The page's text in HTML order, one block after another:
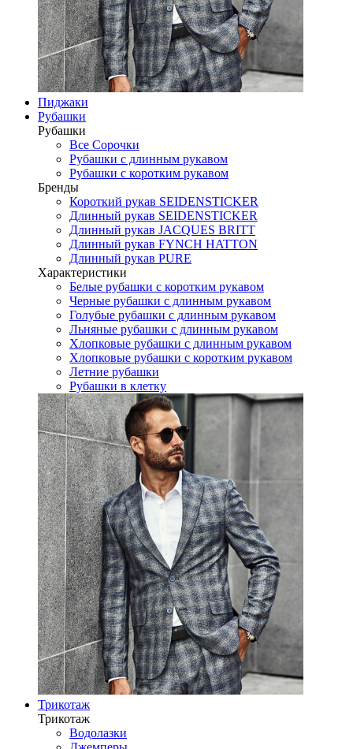
Пиджаки
Рубашки
Рубашки
Все Сорочки
Рубашки с длинным рукавом
Рубашки с коротким рукавом
Бренды
Короткий рукав SEIDENSTICKER
Длинный рукав SEIDENSTICKER
Длинный рукав JAСQUES BRITT
Длинный рукав FYNCH HATTON
Длинный рукав PURE
Характеристики
Белые рубашки с коротким рукавом
Черные рубашки с длинным рукавом
Голубые рубашки с длинным рукавом
Льняные рубашки с длинным рукавом
Хлопковые рубашки с длинным рукавом
Хлопковые рубашки с коротким рукавом
Летние рубашки
Рубашки в клетку
Трикотаж
Трикотаж
Водолазки